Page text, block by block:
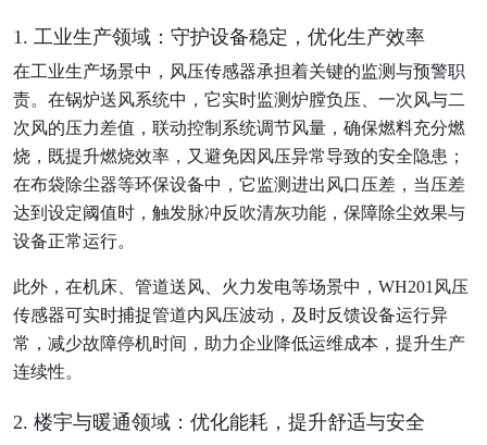
1. 工业生产领域：守护设备稳定，优化生产效率
在工业生产场景中，风压传感器承担着关键的监测与预警职
责。在锅炉送风系统中，它实时监测炉膛负压、一次风与二
次风的压力差值，联动控制系统调节风量，确保燃料充分燃
烧，既提升燃烧效率，又避免因风压异常导致的安全隐患；
在布袋除尘器等环保设备中，它监测进出风口压差，当压差
达到设定阈值时，触发脉冲反吹清灰功能，保障除尘效果与
设备正常运行。
此外，在机床、管道送风、火力发电等场景中，WH201风压
传感器可实时捕捉管道内风压波动，及时反馈设备运行异
常，减少故障停机时间，助力企业降低运维成本，提升生产
连续性。
2. 楼宇与暖通领域：优化能耗，提升舒适与安全